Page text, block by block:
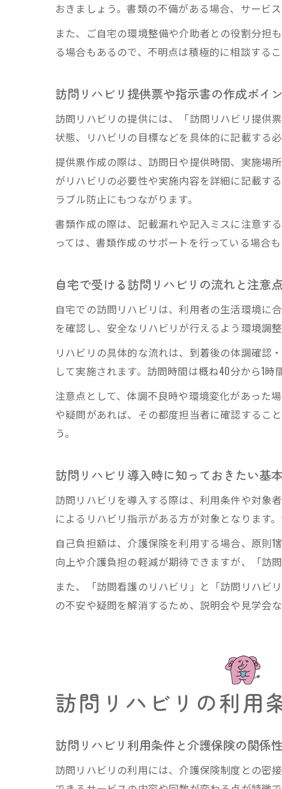
おきましょう。書類の不備がある場合、サービ
また、ご自宅の環境整備や介助者との役割分担
る場合もあるので、不明点は積極的に相談するこ
訪問リハビリ提供票や指示書の作成ポイ
訪問リハビリの提供には、「訪問リハビリ提供
状態、リハビリの目標などを具体的に記載する必
提供票作成の際は、訪問日や提供時間、実施場
がリハビリの必要性や実施内容を詳細に記載す
ラブル防止にもつながります。
書類作成の際は、記載漏れや記入ミスに注意す
っては、書類作成のサポートを行っている場合
自宅で受ける訪問リハビリの流れと注意点
自宅での訪問リハビリは、利用者の生活環境に
を確認し、安全なリハビリが行えるよう環境調整
リハビリの具体的な流れは、到着後の体調確認
して実施されます。訪問時間は概ね40分から1
注意点として、体調不良時や環境変化があった
や疑問があれば、その都度担当者に確認するこ
う。
訪問リハビリ導入時に知っておきたい基
訪問リハビリを導入する際は、利用条件や対象
によるリハビリ指示がある方が対象となります
自己負担額は、介護保険を利用する場合、原則
向上や介護負担の軽減が期待できますが、「訪
また、「訪問看護のリハビリ」と「訪問リハビ
の不安や疑問を解消するため、説明会や見学会
訪問リハビリの利用
訪問リハビリ利用条件と介護保険の関係性
訪問リハビリの利用には、介護保険制度との密